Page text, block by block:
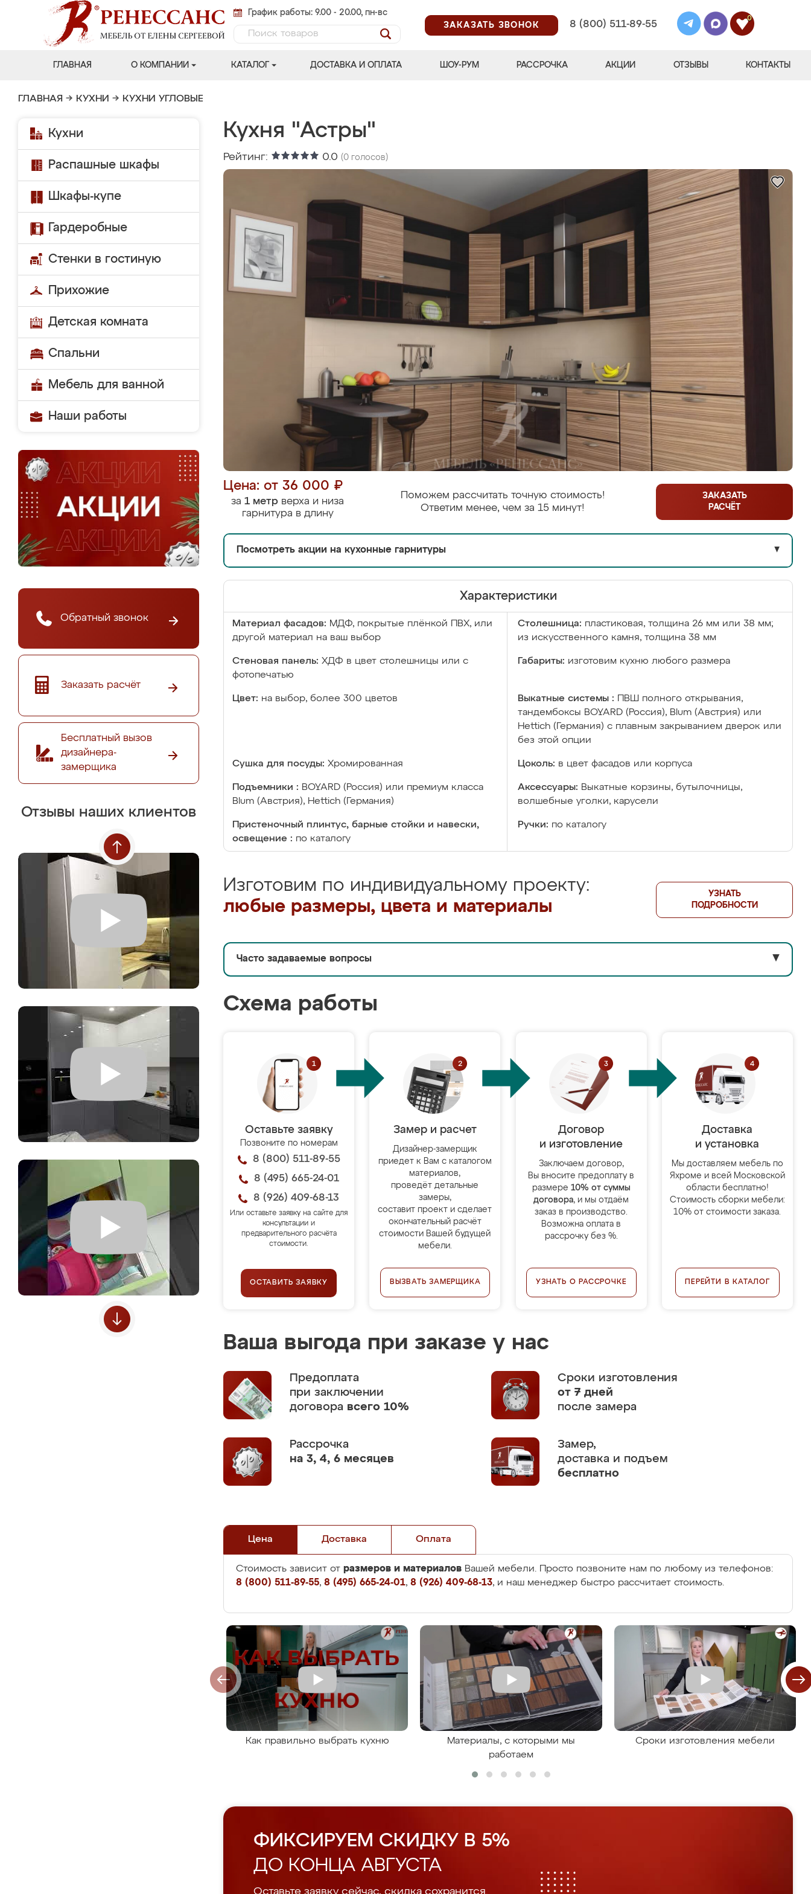
График работы: 9.00 - 20.00, пн-вс
ЗАКАЗАТЬ ЗВОНОК
8 (800) 511-89-55
0
ГЛАВНАЯ О КОМПАНИИ КАТАЛОГ ДОСТАВКА И ОПЛАТА ШОУ-РУМ РАССРОЧКА АКЦИИ ОТЗЫВЫ КОНТАКТЫ
ГЛАВНАЯ → КУХНИ → КУХНИ УГЛОВЫЕ
Кухни
Распашные шкафы
Шкафы-купе
Гардеробные
Стенки в гостиную
Прихожие
Детская комната
Спальни
Мебель для ванной
Наши работы
Обратный звонок
Заказать расчёт
Бесплатный вызов
дизайнера-
замерщика
Отзывы наших клиентов
Кухня "Астры"
Рейтинг: 0.0 (0 голосов)
Цена: от 36 000 ₽
за 1 метр верха и низа
гарнитура в длину
Поможем рассчитать точную стоимость!
Ответим менее, чем за 15 минут!
ЗАКАЗАТЬ
РАСЧЁТ
Посмотреть акции на кухонные гарнитуры ▼
Характеристики
Материал фасадов: МДФ, покрытые плёнкой ПВХ, или
другой материал на ваш выбор
Столешница: пластиковая, толщина 26 мм или 38 мм;
из искусственного камня, толщина 38 мм
Стеновая панель: ХДФ в цвет столешницы или с
фотопечатью
Габариты: изготовим кухню любого размера
Цвет: на выбор, более 300 цветов Выкатные системы :
ПВШ полного открывания,
тандембоксы BOYARD (Россия), Blum (Австрия) или
Hettich (Германия) с плавным закрыванием дверок или
без этой опции
Сушка для посуды: Хромированная Цоколь: в цвет фасадов или корпуса
Подъемники : BOYARD (Россия) или премиум класса
Blum (Австрия), Hettich (Германия)
Аксессуары: Выкатные корзины, бутылочницы,
волшебные уголки, карусели
Пристеночный плинтус, барные стойки и навески,
освещение : по каталогу
Ручки: по каталогу
Изготовим по индивидуальному проекту:
любые размеры, цвета и материалы
УЗНАТЬ
ПОДРОБНОСТИ
Часто задаваемые вопросы ▼
Схема работы
Оставьте заявку
Позвоните по номерам
8 (800) 511-89-55
8 (495) 665-24-01
8 (926) 409-68-13
Или оставьте заявку на сайте для
консультации и
предварительного расчёта
стоимости.
ОСТАВИТЬ ЗАЯВКУ
Замер и расчет
Дизайнер-замерщик
приедет к Вам с каталогом
материалов,
проведёт детальные
замеры,
составит проект и сделает
окончательный расчёт
стоимости Вашей будущей
мебели.
ВЫЗВАТЬ ЗАМЕРЩИКА
Договор
и изготовление
Заключаем договор,
Вы вносите предоплату в
размере 10% от суммы
договора, и мы отдаём
заказ в производство.
Возможна оплата в
рассрочку без %.
УЗНАТЬ О РАССРОЧКЕ
Доставка
и установка
Мы доставляем мебель по
Яхроме и всей Московской
области бесплатно!
Стоимость сборки мебели:
10% от стоимости заказа.
ПЕРЕЙТИ В КАТАЛОГ
Ваша выгода при заказе у нас
Предоплата
при заключении
договора всего 10%
Сроки изготовления
от 7 дней
после замера
Рассрочка
на 3, 4, 6 месяцев
Замер,
доставка и подъем
бесплатно
Цена Доставка Оплата
Стоимость зависит от размеров и материалов Вашей мебели. Просто позвоните нам по любому из телефонов:
8 (800) 511-89-55, 8 (495) 665-24-01, 8 (926) 409-68-13, и наш менеджер быстро рассчитает стоимость.
Как правильно выбрать кухню
Материалы, с которыми мы
работаем
Сроки изготовления мебели
ФИКСИРУЕМ СКИДКУ В 5%
ДО КОНЦА АВГУСТА
Оставьте заявку сейчас, скидка сохранится.